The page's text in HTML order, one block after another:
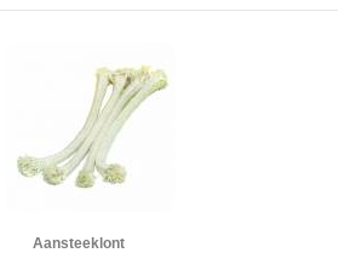
Aansteeklont